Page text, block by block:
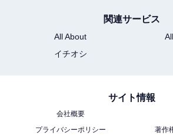
関連サービス
All About
イチオシ
サイト情報
会社概要
プライバシーポリシー
著作